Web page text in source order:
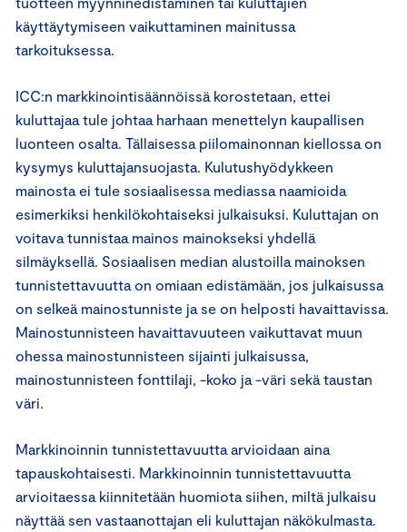
käyttäytymiseen vaikuttaminen mainitussa
tarkoituksessa.
ICC:n markkinointisäännöissä korostetaan, ettei
kuluttajaa tule johtaa harhaan menettelyn kaupallisen
luonteen osalta. Tällaisessa piilomainonnan kiellossa on
kysymys kuluttajansuojasta. Kulutushyödykkeen
mainosta ei tule sosiaalisessa mediassa naamioida
esimerkiksi henkilökohtaiseksi julkaisuksi. Kuluttajan on
voitava tunnistaa mainos mainokseksi yhdellä
silmäyksellä. Sosiaalisen median alustoilla mainoksen
tunnistettavuutta on omiaan edistämään, jos julkaisussa
on selkeä mainostunniste ja se on helposti havaittavissa.
Mainostunnisteen havaittavuuteen vaikuttavat muun
ohessa mainostunnisteen sijainti julkaisussa,
mainostunnisteen fonttilaji, -koko ja -väri sekä taustan
väri.
Markkinoinnin tunnistettavuutta arvioidaan aina
tapauskohtaisesti. Markkinoinnin tunnistettavuutta
arvioitaessa kiinnitetään huomiota siihen, miltä julkaisu
näyttää sen vastaanottajan eli kuluttajan näkökulmasta.